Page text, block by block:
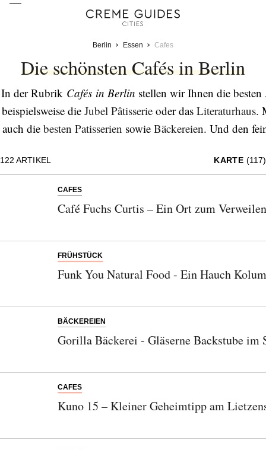
Berlin Essen Cafes
Die schönsten Cafés in Berlin
In der Rubrik Cafés in Berlin stellen wir Ihnen die
beispielsweise die Jubel Pâtisserieoder das Literaturhaus.
auch die besten Patisserien sowie Bäckereien. Und den
122 ARTIKEL KARTE (117)
CAFES
Café Fuchs Curtis – Ein Ort zum
FRÜHSTÜCK
Funk You Natural Food - Ein Hauch
BÄCKEREIEN
Gorilla Bäckerei - Gläserne Backstube im
CAFES
Kuno 15 – Kleiner Geheimtipp am